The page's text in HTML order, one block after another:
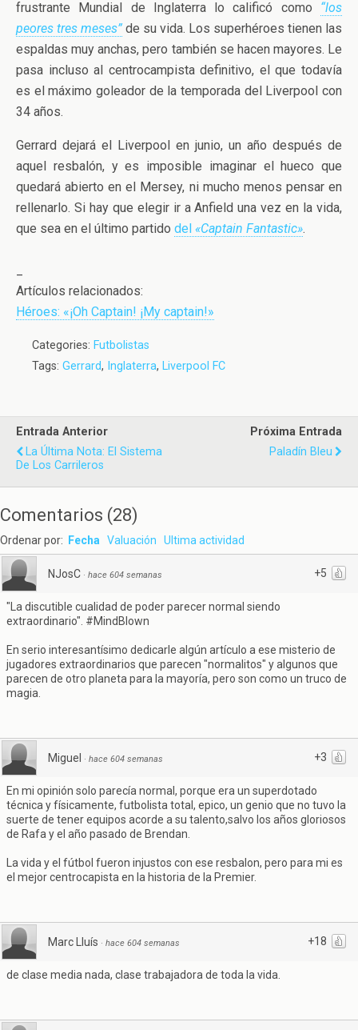
frustrante Mundial de Inglaterra lo calificó como “los
peores tres meses” de su vida. Los superhéroes tienen las
espaldas muy anchas, pero también se hacen mayores. Le
pasa incluso al centrocampista definitivo, el que todavía
es el máximo goleador de la temporada del Liverpool con
34 años.
Gerrard dejará el Liverpool en junio, un año después de
aquel resbalón, y es imposible imaginar el hueco que
quedará abierto en el Mersey, ni mucho menos pensar en
rellenarlo. Si hay que elegir ir a Anfield una vez en la vida,
que sea en el último partido del «Captain Fantastic».
Artículos relacionados:
Héroes: «¡Oh Captain! ¡My captain!»
Categories: Futbolistas
Tags: Gerrard, Inglaterra, Liverpool FC
Entrada Anterior
La Última Nota: El Sistema
De Los Carrileros
Próxima Entrada
Paladín Bleu
Comentarios (28)
Ordenar por: Fecha Valuación Ultima actividad
+5
NJosC · hace 604 semanas
"La discutible cualidad de poder parecer normal siendo
extraordinario". #MindBlown
En serio interesantísimo dedicarle algún artículo a ese misterio de
jugadores extraordinarios que parecen "normalitos" y algunos que
parecen de otro planeta para la mayoría, pero son como un truco de
magia.
+3
Miguel · hace 604 semanas
En mi opinión solo parecía normal, porque era un superdotado
técnica y físicamente, futbolista total, epico, un genio que no tuvo la
suerte de tener equipos acorde a su talento,salvo los años gloriosos
de Rafa y el año pasado de Brendan.
La vida y el fútbol fueron injustos con ese resbalon, pero para mi es
el mejor centrocapista en la historia de la Premier.
+18
Marc Lluís · hace 604 semanas
de clase media nada, clase trabajadora de toda la vida.